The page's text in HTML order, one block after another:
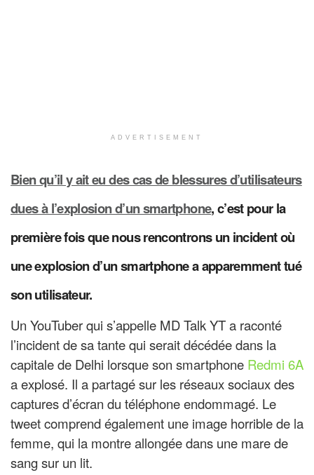
ADVERTISEMENT
Bien qu’il y ait eu des cas de blessures d’utilisateurs
dues à l’explosion d’un smartphone, c’est pour la
première fois que nous rencontrons un incident où
une explosion d’un smartphone a apparemment tué
son utilisateur.
Un YouTuber qui s’appelle MD Talk YT a raconté
l’incident de sa tante qui serait décédée dans la
capitale de Delhi lorsque son smartphone Redmi 6A
a explosé. Il a partagé sur les réseaux sociaux des
captures d’écran du téléphone endommagé. Le
tweet comprend également une image horrible de la
femme, qui la montre allongée dans une mare de
sang sur un lit.